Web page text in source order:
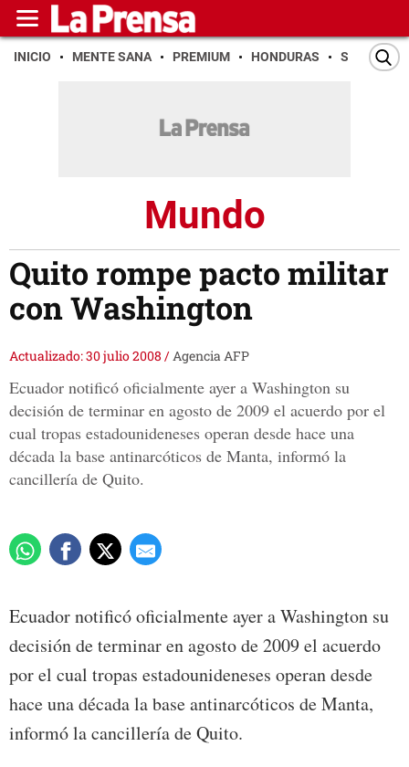
INICIO MENTE SANA PREMIUM HONDURAS SAN PEDRO
Mundo
Quito rompe pacto militar
con Washington
Actualizado: 30 julio 2008 /Agencia AFP
Ecuador notificó oficialmente ayer a Washington su
decisión de terminar en agosto de 2009 el acuerdo por el
cual tropas estadounideneses operan desde hace una
década la base antinarcóticos de Manta, informó la
cancillería de Quito.
Ecuador notificó oficialmente ayer a Washington su
decisión de terminar en agosto de 2009 el acuerdo
por el cual tropas estadounideneses operan desde
hace una década la base antinarcóticos de Manta,
informó la cancillería de Quito.